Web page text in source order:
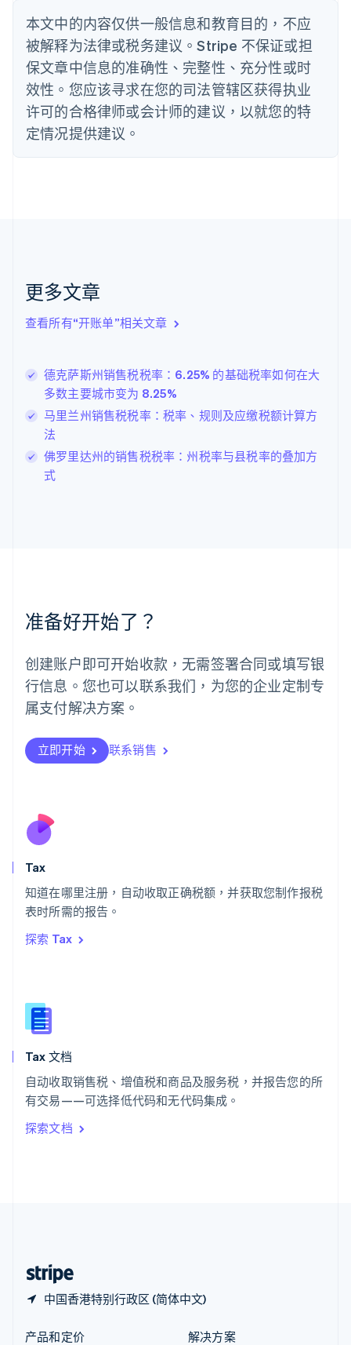
本文中的内容仅供一般信息和教育目的，不应
被解释为法律或税务建议。Stripe 不保证或担
保文章中信息的准确性、完整性、充分性或时
效性。您应该寻求在您的司法管辖区获得执业
许可的合格律师或会计师的建议，以就您的特
定情况提供建议。
更多文章
查看所有“开账单”相关文章
德克萨斯州销售税税率：6.25% 的基础税率如何在大
多数主要城市变为 8.25%
马里兰州销售税税率：税率、规则及应缴税额计算方
法
佛罗里达州的销售税税率：州税率与县税率的叠加方
式
准备好开始了？
创建账户即可开始收款，无需签署合同或填写银
行信息。您也可以联系我们，为您的企业定制专
属支付解决方案。
立即开始 联系销售
Tax
知道在哪里注册，自动收取正确税额，并获取您制作报税
表时所需的报告。
探索 Tax
Tax 文档
自动收取销售税、增值税和商品及服务税，并报告您的所
有交易——可选择低代码和无代码集成。
探索文档
中国香港特别行政区 (简体中文)
English
比利时
NederlandsFrançaisDeutschEnglish
波兰
English
丹麦
English
德国
DeutschEnglish
法国
捷克
克罗地亚
English
立陶宛
English
列支敦士登
Deutsch
卢森堡
FrançaisDeutschEnglish
罗马尼亚
墨西哥
EspañolEnglish
English
葡萄牙
PortuguêsEnglish
日本
瑞典
Svenska English
瑞士
English
斯洛伐克
泰国
ไทยEnglish
English
English
新西兰
匈牙利
意大利
ItalianoEnglish
印度
English
产品和定价
解决方案